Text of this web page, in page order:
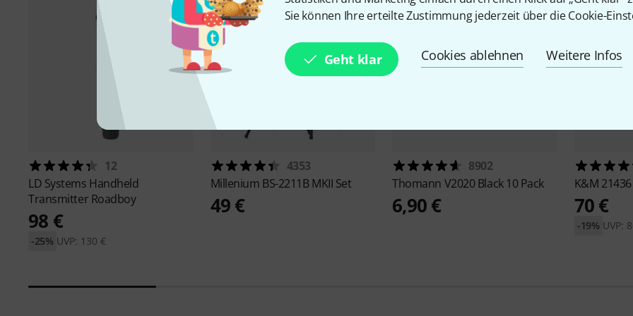
Sie können Ihre erteilte Zustimmung jederzeit über die Cookie-
Geht klar Cookies ablehnen Weitere Infos
12
LD Systems Handheld
Transmitter Roadboy
98 €
UVP: 130 €
-25%
4353
Millenium BS-2211B MKII Set
49 €
8902
Thomann V2020 Black 10 Pack
6,90 €
K&M 21436
70 €
UVP:
-19%